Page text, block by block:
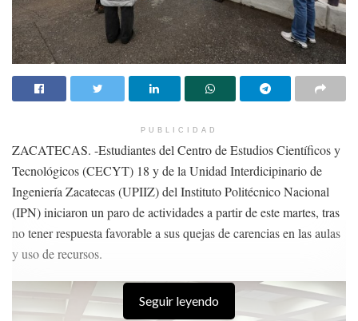
PUBLICIDAD
ZACATECAS. -Estudiantes del Centro de Estudios Científicos y
Tecnológicos (CECYT) 18 y de la Unidad Interdicipinario de
Ingeniería Zacatecas (UPIIZ) del Instituto Politécnico Nacional
(IPN) iniciaron un paro de actividades a partir de este martes, tras
no tener respuesta favorable a sus quejas de carencias en las aulas
y uso de recursos.
Seguir leyendo